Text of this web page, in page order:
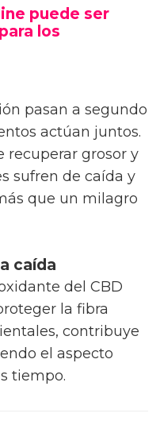
puede ser
los
pasan a segundo
actúan juntos.
recuperar grosor y
sufren de caída y
que un milagro
caída
del CBD
la fibra
contribuye
el aspecto
tiempo.